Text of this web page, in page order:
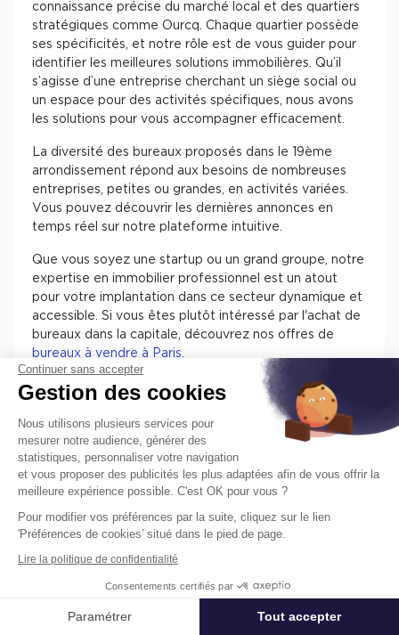
Affiner ma recherche
connaissance précise du marché local et des quartiers
stratégiques comme Ourcq. Chaque quartier possède
ses spécificités, et notre rôle est de vous guider pour
identifier les meilleures solutions immobilières. Qu’il
s’agisse d’une entreprise cherchant un siège social ou
un espace pour des activités spécifiques, nous avons
les solutions pour vous accompagner efficacement.
La diversité des bureaux proposés dans le 19ème
arrondissement répond aux besoins de nombreuses
entreprises, petites ou grandes, en activités variées.
Vous pouvez découvrir les dernières annonces en
temps réel sur notre plateforme intuitive.
Que vous soyez une startup ou un grand groupe, notre
expertise en immobilier professionnel est un atout
pour votre implantation dans ce secteur dynamique et
accessible. Si vous êtes plutôt intéressé par l'achat de
bureaux dans la capitale, découvrez nos offres de
bureaux à vendre à Paris.
Valeurs locatives par station de transports
Prix moyen en m² / année
Jaurès 2 5 7
Stalingrad
Continuer sans accepter
Gestion des cookies
Nous utilisons plusieurs services pour
mesurer notre audience, générer des
statistiques, personnaliser votre navigation
et vous proposer des publicités les plus adaptées afin de vous offrir la
meilleure expérience possible. C'est OK pour vous ?
Pour modifier vos préférences par la suite, cliquez sur le lien
'Préférences de cookies' situé dans le pied de page.
Lire la politique de confidentialité
Consentements certifiés par
Paramétrer Tout accepter